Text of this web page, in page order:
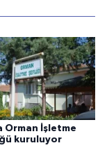
Orman İşletme
kuruluyor